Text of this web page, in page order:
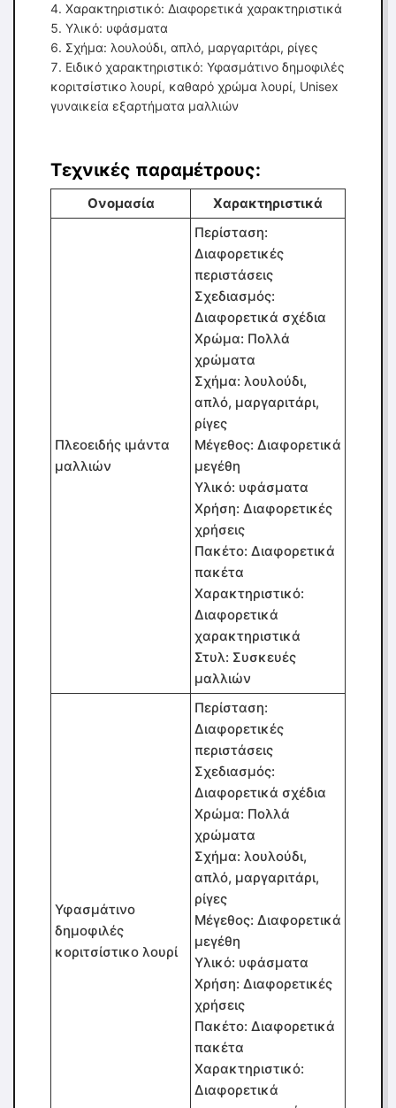
Χαρακτηριστικό: Διαφορετικά χαρακτηριστικά
Υλικό: υφάσματα
Σχήμα: λουλούδι, απλό, μαργαριτάρι, ρίγες
Ειδικό χαρακτηριστικό: Υφασμάτινο δημοφιλές
κοριτσίστικο λουρί, καθαρό χρώμα λουρί, Unisex
γυναικεία εξαρτήματα μαλλιών
Τεχνικές παραμέτρους:
Ονομασία Χαρακτηριστικά
Πλεοειδής ιμάντα
μαλλιών
Περίσταση:
Διαφορετικές
περιστάσεις
Σχεδιασμός:
Διαφορετικά σχέδια
Χρώμα: Πολλά
χρώματα
Σχήμα: λουλούδι,
απλό, μαργαριτάρι,
ρίγες
Μέγεθος: Διαφορετικά
μεγέθη
Υλικό: υφάσματα
Χρήση: Διαφορετικές
χρήσεις
Πακέτο: Διαφορετικά
πακέτα
Χαρακτηριστικό:
Διαφορετικά
χαρακτηριστικά
Στυλ: Συσκευές
μαλλιών
Υφασμάτινο
δημοφιλές
κοριτσίστικο λουρί
Περίσταση:
Διαφορετικές
περιστάσεις
Σχεδιασμός:
Διαφορετικά σχέδια
Χρώμα: Πολλά
χρώματα
Σχήμα: λουλούδι,
απλό, μαργαριτάρι,
ρίγες
Μέγεθος: Διαφορετικά
μεγέθη
Υλικό: υφάσματα
Χρήση: Διαφορετικές
χρήσεις
Πακέτο: Διαφορετικά
πακέτα
Χαρακτηριστικό:
Διαφορετικά